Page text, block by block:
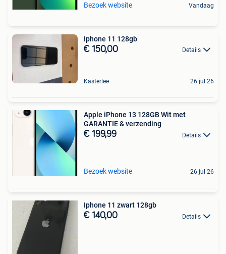
Bezoek website Vandaag
Iphone 11 128gb
€ 150,00 Details
Kasterlee 26 jul 26
Apple iPhone 13 128GB Wit met
GARANTIE & verzending
€ 199,99 Details
Bezoek website 26 jul 26
Iphone 11 zwart 128gb
€ 140,00 Details